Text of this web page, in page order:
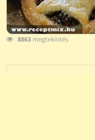
8863megtekintés